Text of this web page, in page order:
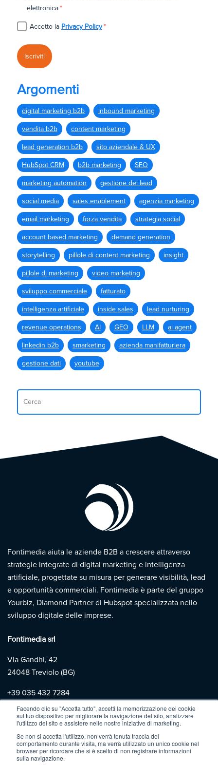
Facendo clic su "Accetta tutto", accetti la memorizzazione dei cookie
sul tuo dispositivo per migliorare la navigazione del sito, analizzare
l'utilizzo del sito e assistere nelle nostre iniziative di marketing.
Se non si accetta l'utilizzo, non verrà tenuta traccia del
comportamento durante visita, ma verrà utilizzato un unico cookie nel
browser per ricordare che si è scelto di non registrare informazioni
sulla navigazione.
elettronica*
Accetto la Privacy Policy *
Argomenti
digital marketing b2b inbound marketing
vendita b2b content marketing
lead generation b2b sito aziendale & UX
HubSpot CRM b2b marketing SEO
marketing automation gestione dei lead
social media sales enablement agenzia marketing
email marketing forza vendita strategia social
account based marketing demand generation
storytelling pillole di content marketing insight
pillole di marketing video marketing
sviluppo commerciale fatturato
intelligenza artificiale inside sales lead nurturing
revenue operations AI GEO LLM ai agent
linkedin b2b smarketing azienda manifatturiera
gestione dati youtube
Fontimedia aiuta le aziende B2B a crescere attraverso
strategie integrate di digital marketing e intelligenza
artificiale, progettate su misura per generare visibilità, lead
e opportunità commerciali. Fontimedia è parte del gruppo
Yourbiz, Diamond Partner di Hubspot specializzata nello
sviluppo digitale delle imprese.
Fontimedia srl
Via Gandhi, 42
24048 Treviolo (BG)
+39 035 432 7284
Copyright 2026 | Fontimedia |P.IVA: 03997730167 |
Policy|Cookie Policy